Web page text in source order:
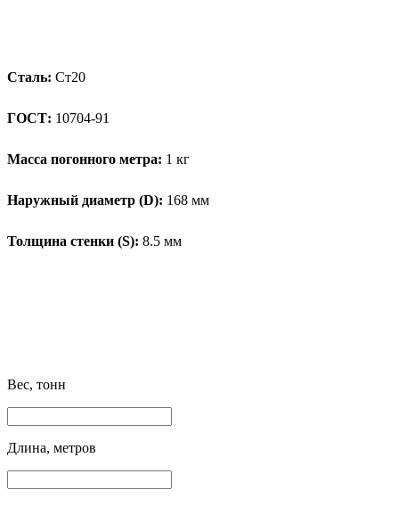
Сталь: Ст20
ГОСТ: 10704-91
Масса погонного метра: 1 кг
Наружный диаметр (D): 168 мм
Толщина стенки (S): 8.5 мм
Вес, тонн
Длина, метров